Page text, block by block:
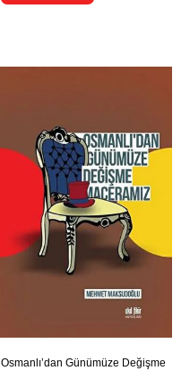
Osmanlı’dan Günümüze Değişme